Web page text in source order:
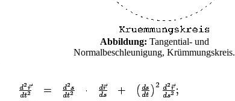
Abbildung: Tangential- und
Normalbeschleunigung, Krümmungskreis.